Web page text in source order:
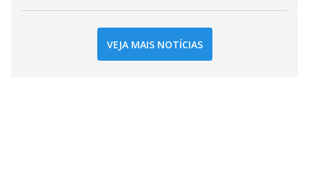
VEJA MAIS NOTÍCIAS